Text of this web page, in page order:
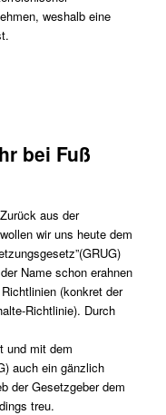
weshalb eine
bei Fuß
aus der
wir uns heute dem
Name schon erahnen
(konkret der
Richtlinie). Durch
und mit dem
auch ein gänzlich
der Gesetzgeber dem
treu.